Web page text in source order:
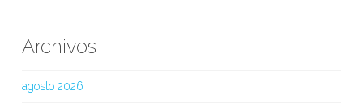
Archivos
agosto 2026